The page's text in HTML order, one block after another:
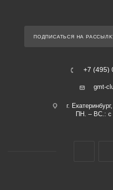
ПОДПИСАТЬСЯ НА
+7 (495)
gmt-
г.
ПН. – ВС.: с